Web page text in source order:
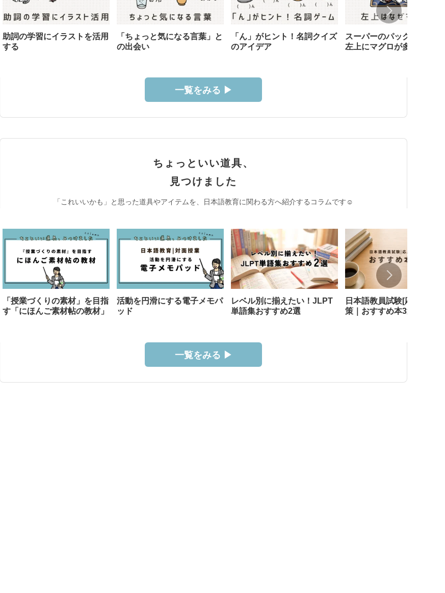
助詞の学習にイラストを活用
する
「ちょっと気になる言葉」と
の出会い
「ん」がヒント！名詞クイズ
のアイデア
スーパーのパック寿司、な
左上にマグロが多い？
一覧をみる ▶︎
ちょっといい道具、
見つけました
「これいいかも」と思った道具やアイテムを、日本語教育に関わる方へ紹介するコラムです☺︎
「授業づくりの素材」を目指
す「にほんご素材帖の教材」
活動を円滑にする電子メモパ
ッド
レベル別に揃えたい！JLPT
単語集おすすめ2選
日本語教員試験[応用試験]
策｜おすすめ本3選
一覧をみる ▶︎